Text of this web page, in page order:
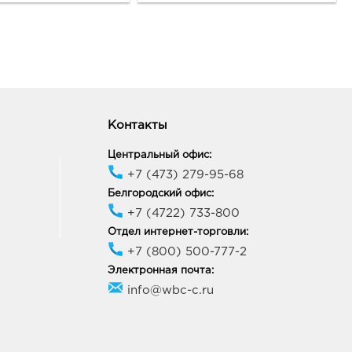
10:00 - 21:00
ост-ка Стадион:
Белгородская обл, г
пр-кт
9:00 - 20:00
Контакты
Центральный офис:
+7 (473) 279-95-68
Белгородский офис:
+7 (4722) 733-800
Отдел интернет-торговли:
+7 (800) 500-777-2
Электронная почта:
info@wbc-c.ru